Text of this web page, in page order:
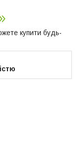
купити будь-